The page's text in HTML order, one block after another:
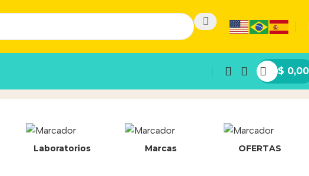
$ 0,00
Laboratorios Marcas OFERTAS